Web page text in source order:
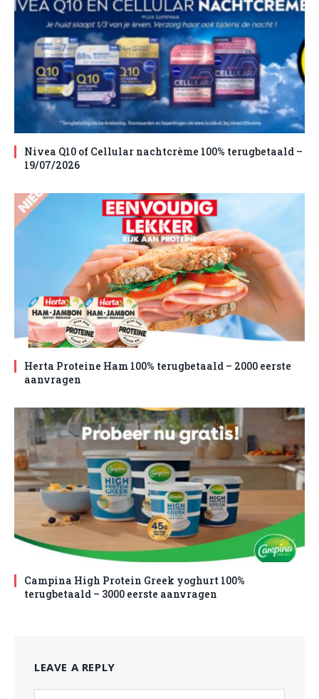
Nivea Q10 of Cellular nachtcrème 100% terugbetaald –
19/07/2026
Herta Proteine Ham 100% terugbetaald – 2000 eerste
aanvragen
Campina High Protein Greek yoghurt 100%
terugbetaald – 3000 eerste aanvragen
LEAVE A REPLY